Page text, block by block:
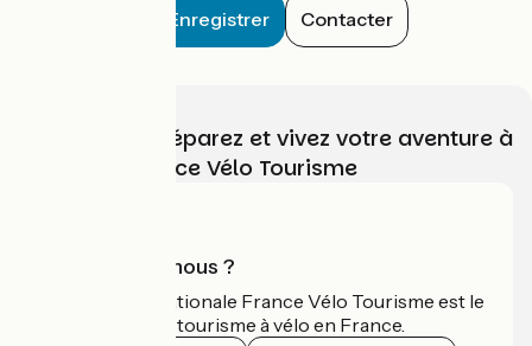
Enregistrer Contacter
Choisissez, préparez et vivez votre aventure à
vélo avec France Vélo Tourisme
Qui sommes-nous ?
L'association nationale France Vélo Tourisme est le
guide officiel du tourisme à vélo en France.